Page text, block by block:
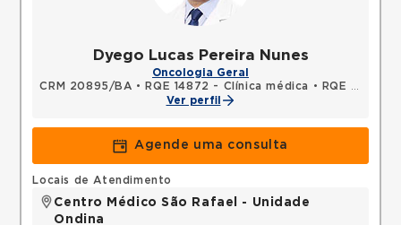
Dyego Lucas Pereira Nunes
Oncologia Geral
CRM 20895/BA • RQE 14872 - Clínica médica •
RQE 14873 - Oncologia clínica
Ver perfil
Agende uma consulta
Locais de Atendimento
Centro Médico São Rafael - Unidade
Ondina